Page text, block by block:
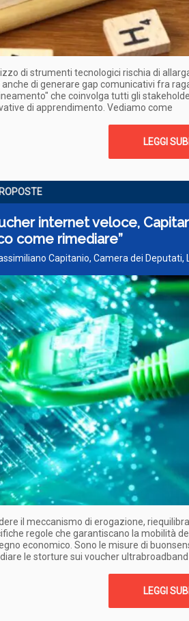
di strumenti tecnologici rischia di
anche di generare gap comunicativi fra
che coinvolga tutti gli
di apprendimento. Vediamo come
LEGGI
internet veloce,
come rimediare”
Capitanio, Camera dei Deputati,
il meccanismo di erogazione,
regole che garantiscano la mobilità
economico. Sono le misure di
le storture sui voucher ultrabroadband
LEGGI